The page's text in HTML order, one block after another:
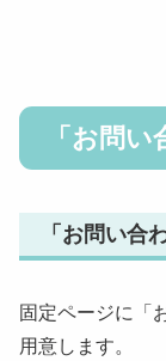
「お問
「お問い合
固定ページに「
用意します。